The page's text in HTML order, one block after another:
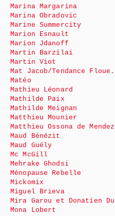
Marina Margarina
Marina Obradovic
Marine Summercity
Marion Esnault
Marion Jdanoff
Martin Barzilai
Martin Viot
Mat Jacob/Tendance Floue.
Matéo
Mathieu Léonard
Mathilde Paix
Mathilde Meignan
Matthieu Mounier
Matthieu Ossona de Mendez
Maud Bénézit
Maud Guély
Mc McGill
Mehrake Ghodsi
Ménopause Rebelle
Mickomix
Miguel Brieva
Mira Garou et Donatien
Mona Lobert